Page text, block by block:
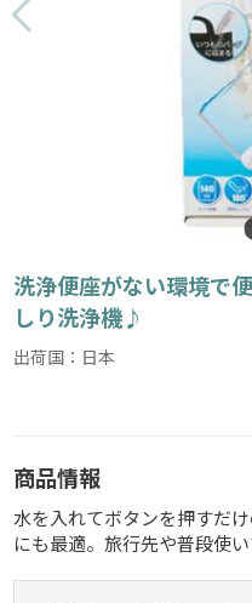
洗浄便座がない環境で
しり洗浄機♪
出荷国：日本
商品情報
水を入れてボタンを押すだ
にも最適。旅行先や普段使